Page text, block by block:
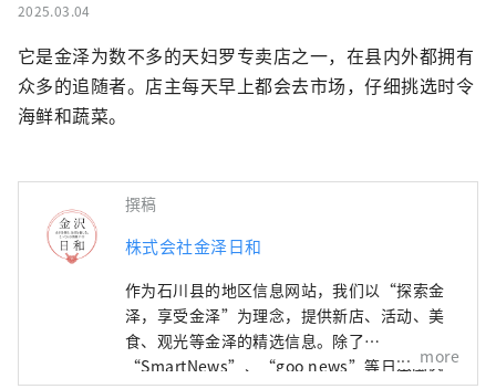
2025.03.04
它是金泽为数不多的天妇罗专卖店之一，在县内外都拥有
众多的追随者。店主每天早上都会去市场，仔细挑选时令
海鲜和蔬菜。
撰稿
株式会社金泽日和
作为石川县的地区信息网站，我们以“探索金
泽，享受金泽”为理念，提供新店、活动、美
食、观光等金泽的精选信息。除了
“SmartNews”、“goo news”等日本国内
more